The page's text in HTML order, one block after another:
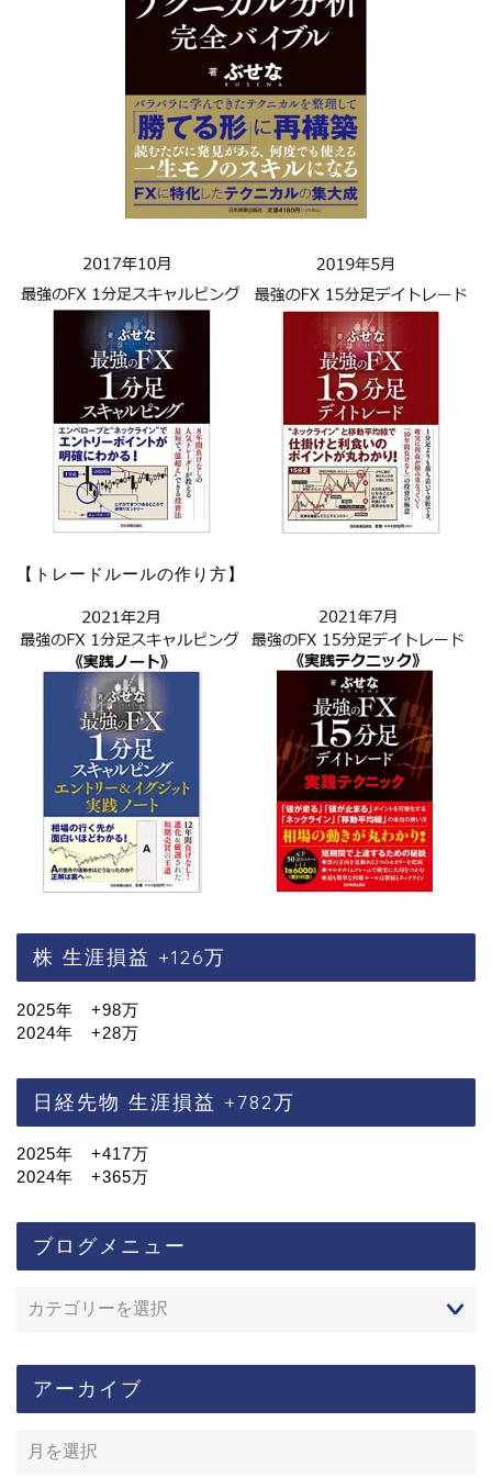
【トレードルールの作り方】
株 生涯損益 +126万
2025年 +98万
2024年 +28万
日経先物 生涯損益 +782万
2025年 +417万
2024年 +365万
ブログメニュー
アーカイブ